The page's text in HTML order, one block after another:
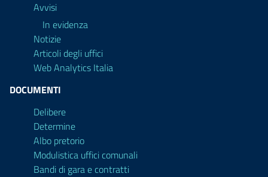
Avvisi
In evidenza
Notizie
Articoli degli uffici
Web Analytics Italia
DOCUMENTI
Delibere
Determine
Albo pretorio
Modulistica uffici comunali
Bandi di gara e contratti